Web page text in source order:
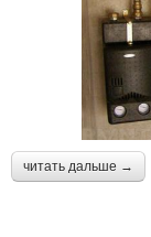
читать дальше →